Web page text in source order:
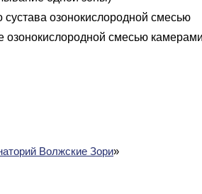
озонокислородной смесью
озонокислородной смесью
Волжские Зори»